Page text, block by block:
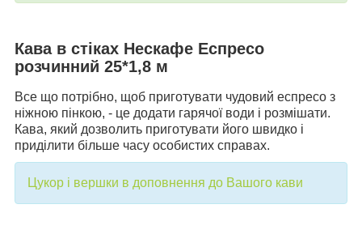
Кава в стіках Нескафе Еспресо
розчинний 25*1,8 м
Все що потрібно, щоб приготувати чудовий еспресо з
ніжною пінкою, - це додати гарячої води і розмішати.
Кава, який дозволить приготувати його швидко і
приділити більше часу особистих справах.
Цукор і вершки в доповнення до Вашого кави